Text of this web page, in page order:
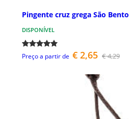
Pingente cruz grega São Bento
DISPONÍVEL
Preço a partir de € 2,65 € 4,29